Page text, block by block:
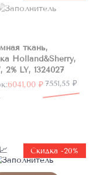
ткань,
Holland&Sherry,
2% LY, 1324027
7551,55 ₽
6041,00 ₽
Скидка -20%